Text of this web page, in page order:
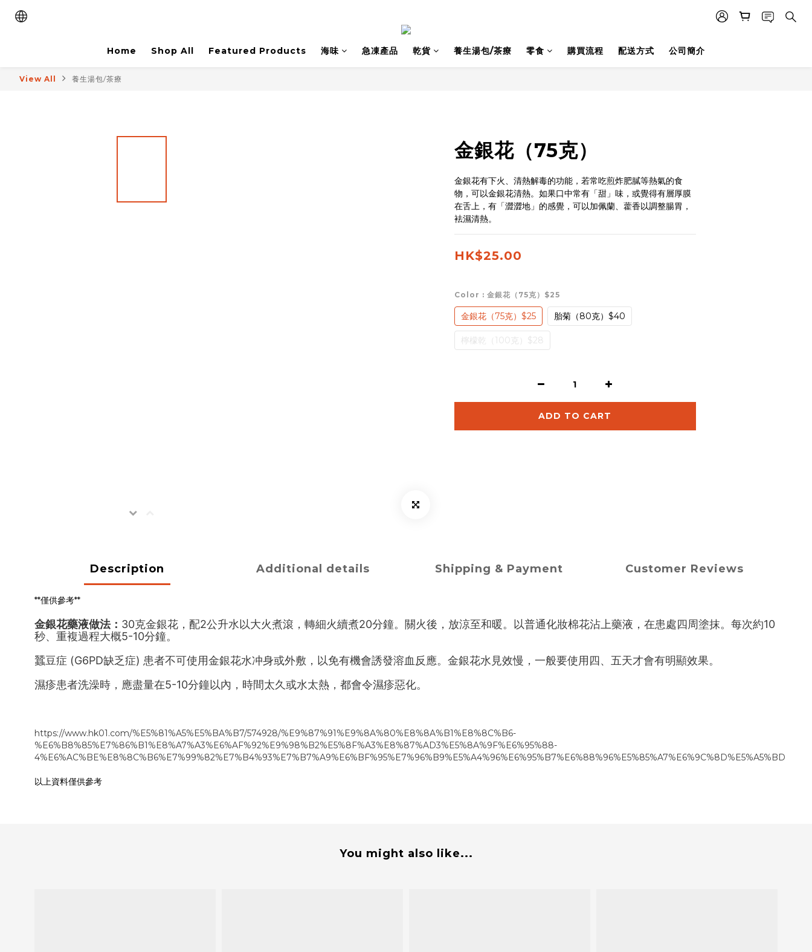
Home Shop All Featured Products 海味 急凍產品 乾貨 養生湯包/茶療 零食 購買流程 配送方式 公司簡介
View All 養生湯包/茶療
金銀花（75克）
金銀花有下火、清熱解毒的功能，若常吃煎炸肥膩等熱氣的食
物，可以金銀花清熱。如果口中常有「甜」味，或覺得有層厚膜
在舌上，有「澀澀地」的感覺，可以加佩蘭、藿香以調整腸胃，
袪濕清熱。
HK$25.00
Color : 金銀花（75克）$25
金銀花（75克）$25 胎菊（80克）$40
檸檬乾（100克）$28
ADD TO CART
Description Additional details Shipping & Payment Customer Reviews
**僅供參考**
金銀花藥液做法： 30克金銀花，配2公升水以大火煮滾，轉細火續煮20分鐘。關火後，放涼至和暖。以普通化妝棉花沾上藥液，在患處四周塗抹。每次約10
秒、重複過程大概5-10分鐘。
蠶豆症 (G6PD缺乏症) 患者不可使用金銀花水冲身或外敷，以免有機會誘發溶血反應。金銀花水見效慢，一般要使用四、五天才會有明顯效果。
濕疹患者洗澡時，應盡量在5-10分鐘以內，時間太久或水太熱，都會令濕疹惡化。
https://www.hk01.com/%E5%81%A5%E5%BA%B7/574928/%E9%87%91%E9%8A%80%E8%8A%B1%E8%8C%B6-
%E6%B8%85%E7%86%B1%E8%A7%A3%E6%AF%92%E9%98%B2%E5%8F%A3%E8%87%AD3%E5%8A%9F%E6%95%88-
4%E6%AC%BE%E8%8C%B6%E7%99%82%E7%B4%93%E7%B7%A9%E6%BF%95%E7%96%B9%E5%A4%96%E6%95%B7%E6%88%96%E5%85%A7%E6%9C%8D%E5%A5%BD
以上資料僅供參考
You might also like...